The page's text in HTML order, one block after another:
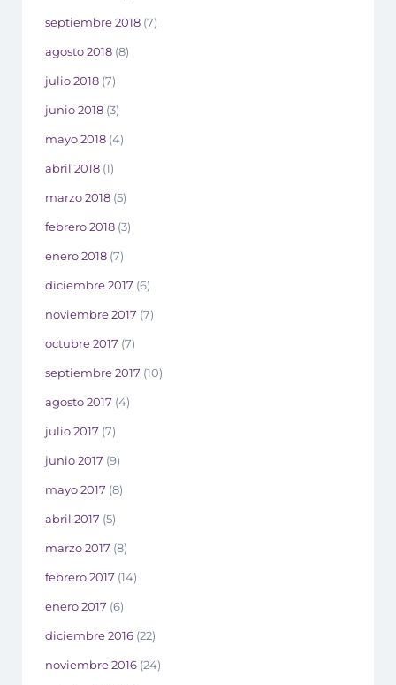
septiembre 2018 (7)
agosto 2018 (8)
julio 2018 (7)
junio 2018 (3)
mayo 2018 (4)
abril 2018 (1)
marzo 2018 (5)
febrero 2018 (3)
enero 2018 (7)
diciembre 2017 (6)
noviembre 2017 (7)
octubre 2017 (7)
septiembre 2017 (10)
agosto 2017 (4)
julio 2017 (7)
junio 2017 (9)
mayo 2017 (8)
abril 2017 (5)
marzo 2017 (8)
febrero 2017 (14)
enero 2017 (6)
diciembre 2016 (22)
noviembre 2016 (24)